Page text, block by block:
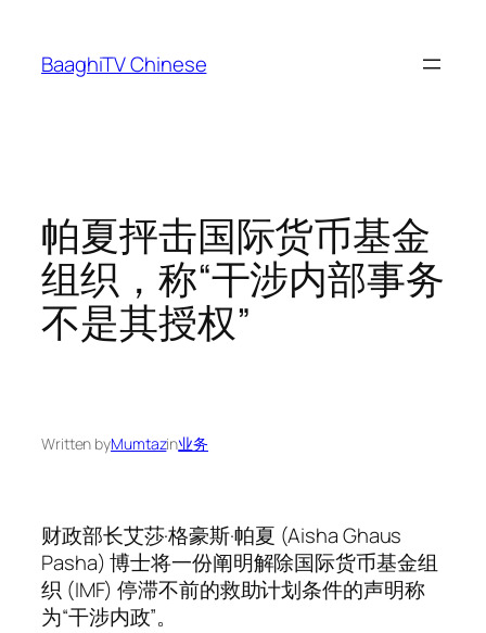
content
BaaghiTV Chinese
帕夏抨击国际货币基金
组织，称“干涉内部事务
不是其授权”
Written byMumtazin业务
财政部长艾莎·格豪斯·帕夏 (Aisha Ghaus
Pasha) 博士将一份阐明解除国际货币基金组
织 (IMF) 停滞不前的救助计划条件的声明称
为“干涉内政”。